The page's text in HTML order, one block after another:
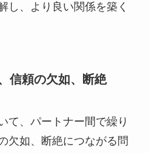
し、より良い関係を築く
信頼の欠如、断絶
て、パートナー間で繰り
欠如、断絶につながる問